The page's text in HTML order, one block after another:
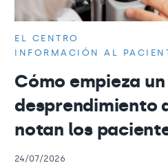
EL CENTRO
INFORMACIÓN AL
Cómo empieza un
desprendimiento
notan los
24/07/2026